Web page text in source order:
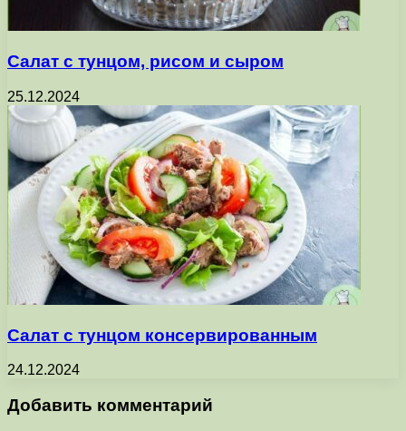
Салат с тунцом, рисом и сыром
25.12.2024
Салат с тунцом консервированным
24.12.2024
Добавить комментарий